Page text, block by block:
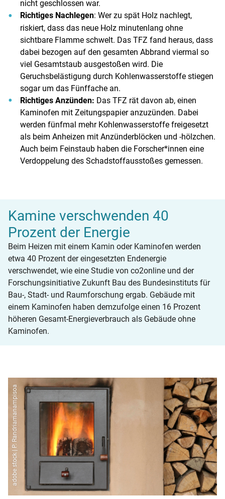
nicht geschlossen war.
Richtiges Nachlegen: Wer zu spät Holz nachlegt,
riskiert, dass das neue Holz minutenlang ohne
sichtbare Flamme schwelt. Das TFZ fand heraus, dass
dabei bezogen auf den gesamten Abbrand viermal so
viel Gesamtstaub ausgestoßen wird. Die
Geruchsbelästigung durch Kohlenwasserstoffe stiegen
sogar um das Fünffache an.
Richtiges Anzünden: Das TFZ rät davon ab, einen
Kaminofen mit Zeitungspapier anzuzünden. Dabei
werden fünfmal mehr Kohlenwasserstoffe freigesetzt
als beim Anheizen mit Anzünderblöcken und -hölzchen.
Auch beim Feinstaub haben die Forscher*innen eine
Verdoppelung des Schadstoffausstoßes gemessen.
Kamine verschwenden 40
Prozent der Energie
Beim Heizen mit einem Kamin oder Kaminofen werden
etwa 40 Prozent der eingesetzten Endenergie
verschwendet, wie eine Studie von co2online und der
Forschungsinitiative Zukunft Bau des Bundesinstituts für
Bau-, Stadt- und Raumforschung ergab. Gebäude mit
einem Kaminofen haben demzufolge einen 16 Prozent
höheren Gesamt-Energieverbrauch als Gebäude ohne
Kaminofen.
adobe stock | P. Randriamanampisoa